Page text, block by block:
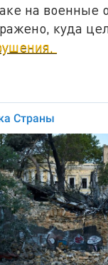
на военные
куда